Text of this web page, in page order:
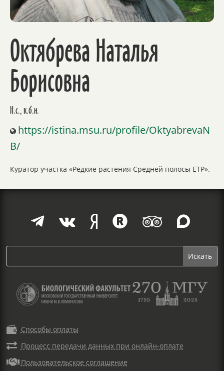
Октябрева Наталья
Борисовна
Н.с., к.б.н.
https://istina.msu.ru/profile/OktyabrevaN
B/
Куратор участка «Редкие растения Средней полосы ЕТР».
     
 Способы оплаты
 Процесс передачи данных при онлайн-оплате
 Пользовательское соглашение